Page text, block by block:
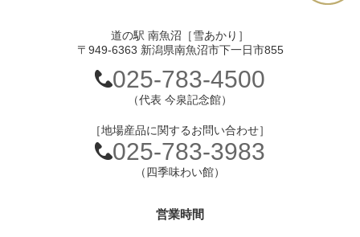
道の駅 南魚沼［雪あかり］
〒949-6363 新潟県南魚沼市下一日市855
025-783-4500
（代表 今泉記念館）
［地場産品に関するお問い合わせ］
025-783-3983
（四季味わい館）
営業時間